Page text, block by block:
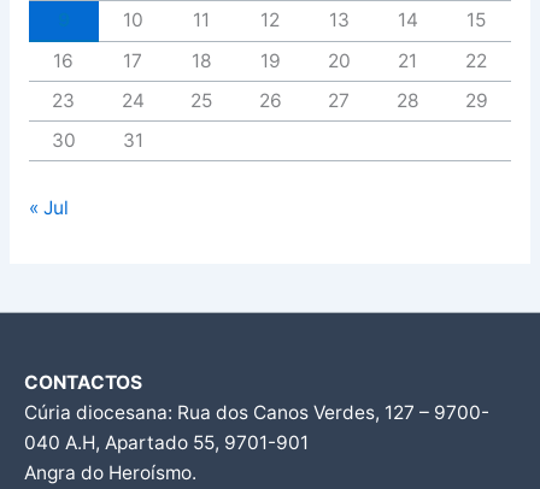
10 11 12 13 14
15
16
17 18 19 20 21
22
23
24 25 26 27 28
29
30
31
« Jul
CONTACTOS
Cúria diocesana: Rua dos Canos Verdes, 127 – 9700-
040 A.H, Apartado 55, 9701-901
Angra do Heroísmo.